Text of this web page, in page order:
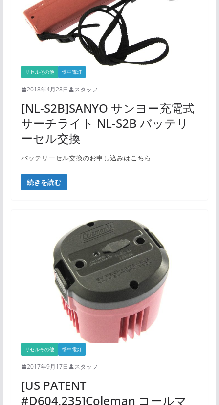
リセルその他 懐中電灯
2018年4月28日 スタッフ
[NL-S2B]SANYO サンヨー充電式
サーチライト NL-S2B バッテリ
ーセル交換
バッテリーセル交換のお申し込みはこちら
続きを読む
リセルその他 懐中電灯
2017年9月17日 スタッフ
[US PATENT
#D604,235]Coleman コールマ